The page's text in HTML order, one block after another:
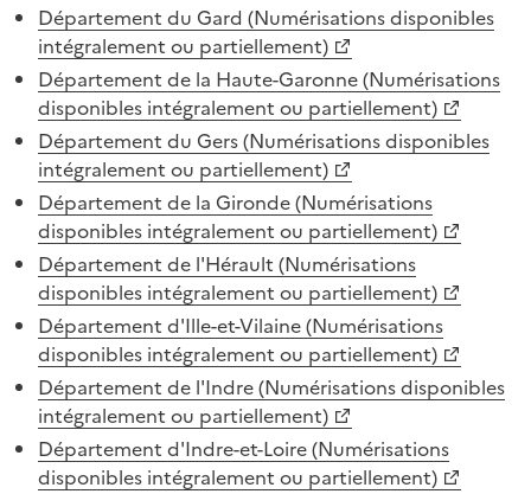
Département du Gard (Numérisations disponibles
intégralement ou partiellement)
Département de la Haute-Garonne (Numérisations
disponibles intégralement ou partiellement)
Département du Gers (Numérisations disponibles
intégralement ou partiellement)
Département de la Gironde (Numérisations
disponibles intégralement ou partiellement)
Département de l'Hérault (Numérisations
disponibles intégralement ou partiellement)
Département d'Ille-et-Vilaine (Numérisations
disponibles intégralement ou partiellement)
Département de l'Indre (Numérisations disponibles
intégralement ou partiellement)
Département d'Indre-et-Loire (Numérisations
disponibles intégralement ou partiellement)